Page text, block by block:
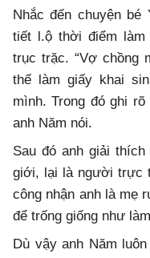
Nhắc đến chuyện bé
tiết l.ộ thời điểm
trục trặc. “Vợ chồng
thế làm giấy khai
mình. Trong đó ghi
anh Năm nói.
Sau đó anh giải
giới, lại là người trực
công nhận anh là mẹ
để trống giống như
Dù vậy anh Năm